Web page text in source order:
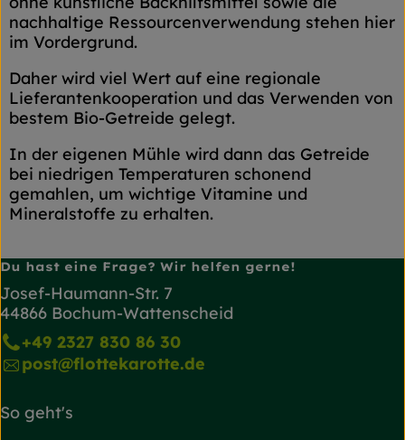
nachhaltige Ressourcenverwendung stehen hier
im Vordergrund.
Daher wird viel Wert auf eine regionale
Lieferantenkooperation und das Verwenden von
bestem Bio-Getreide gelegt.
In der eigenen Mühle wird dann das Getreide
bei niedrigen Temperaturen schonend
gemahlen, um wichtige Vitamine und
Mineralstoffe zu erhalten.
Du hast eine Frage? Wir helfen gerne!
Josef-Haumann-Str. 7
44866 Bochum-Wattenscheid
+49 2327 830 86 30
post@flottekarotte.de
So geht's